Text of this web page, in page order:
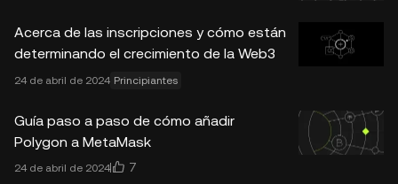
Acerca de las inscripciones y cómo están
determinando el crecimiento de la Web3
24 de abril de 2024 Principiantes
Guía paso a paso de cómo añadir
Polygon a MetaMask
24 de abril de 2024 7